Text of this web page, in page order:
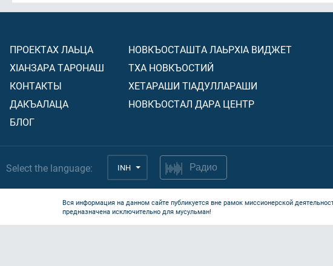
ПРОЕКТАХ ЛАЬЦА
ХIАНЗАРА ТАРОНАШ
КОНТАКТЫ
ДАКЪАЛАЦА
БЛОГ
НОВКЪОСТАШТА ЛАЬРХIА ВИДЖЕТ
ТХА НОВКЪОСТИЙ
ХЕТАРАШИ ТIАДУЛЛАРАШИ
НОВКЪОСТАЛ ДАРА ЦЕНТР
Select the language: INH Радио
Вся информация на данном сайте публикуется вне рамок миссионерской
предназначена исключительно для мусульман!